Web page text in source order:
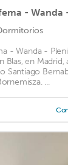
- Wanda
- Wanda -
Blas, en Madrid,
Santiago
...